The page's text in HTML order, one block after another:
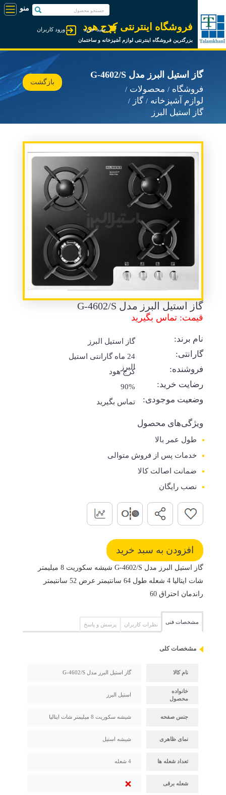
فروشگاه اینترنتی کرج هود
بزرگترین فروشگاه اینترنتی لوازم آشپزخانه و ساختمان
ورود کاربران سبد خرید
گاز استیل البرز مدل G-4602/S
فروشگاه
محصولات
لوازم آشپزخانه
گاز
گاز استیل البرز
بازگشت
گاز استیل البرز مدل G-4602/S
قیمت: تماس بگیرید
نام برند: گاز استیل البرز
گارانتی:
24 ماه گارانتی استیل
البرز
فروشنده: کرج هود
رضایت خرید: 90%
وضعیت موجودی: تماس بگیرید
ویژگی‌های محصول
طول عمر بالا
خدمات پس از فروش متوالی
ضمانت اصالت کالا
نصب رایگان
گاز استیل البرز مدل G-4602/S شیشه سکوریت 8 میلیمتر
شات ایتالیا 4 شعله طول 64 سانتیمتر عرض 52 سانتیمتر
راندمان احتراق 60
مشخصات فنی نظرات کاربران پرسش و پاسخ
مشخصات کلی
نام کالا گاز استیل البرز مدل G-4602/S
خانواده
محصول
استیل البرز
جنس صفحه شیشه سکوریت 8 میلیمتر شات ایتالیا
نمای ظاهری شیشه استیل
تعداد شعله ها 4 شعله
شعله برقی